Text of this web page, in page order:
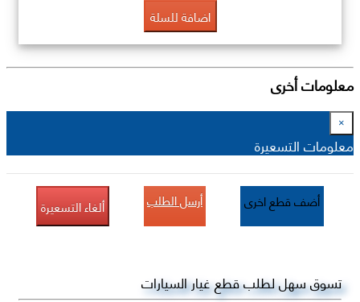
اضافة للسلة
معلومات أخرى
×
معلومات التسعيرة
أضف قطع اخرى أرسل الطلب ألغاء التسعيرة
تسوق سهل لطلب قطع غيار السيارات